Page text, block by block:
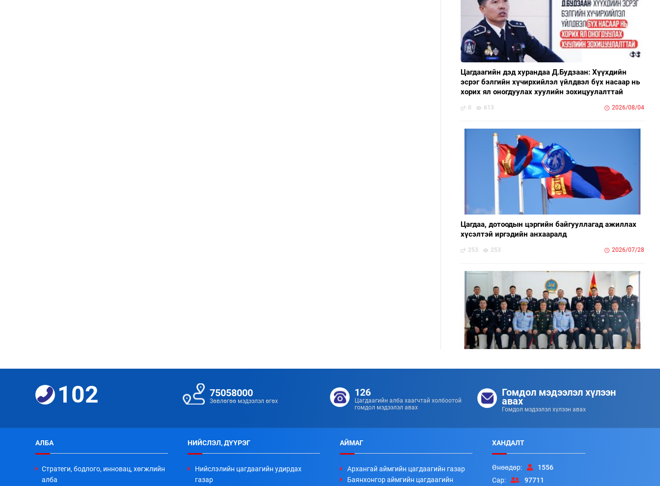
Цагдаагийн дэд хурандаа Д.Будзаан: Хүүхдийн
эсрэг бэлгийн хүчирхийлэл үйлдвэл бүх насаар нь
хорих ял оногдуулах хуулийн зохицуулалттай
0 613 2026/08/04
Цагдаа, дотоодын цэргийн байгууллагад ажиллах
хүсэлтэй иргэдийн анхааралд
253 253 2026/07/28
Цэргийн дээд цол хүртсэн удирдлагуудад
253 253 2026/07/08
102 75058000
Зөвлөгөө мэдээлэл өгөх
126
Цагдаагийн алба хаагчтай холбоотой
гомдол мэдээлэл авах
Гомдол мэдээлэл хүлээн
авах
Гомдол мэдээлэл хүлээн авах
АЛБА
Стратеги, бодлого, инновац, хөгжлийн
алба
НИЙСЛЭЛ, ДҮҮРЭГ
Нийслэлийн цагдаагийн удирдах
газар
АЙМАГ
Архангай аймгийн цагдаагийн газар
Баянхонгор аймгийн цагдаагийн
ХАНДАЛТ
Өнөөдөр:
1556
Сар:
97711